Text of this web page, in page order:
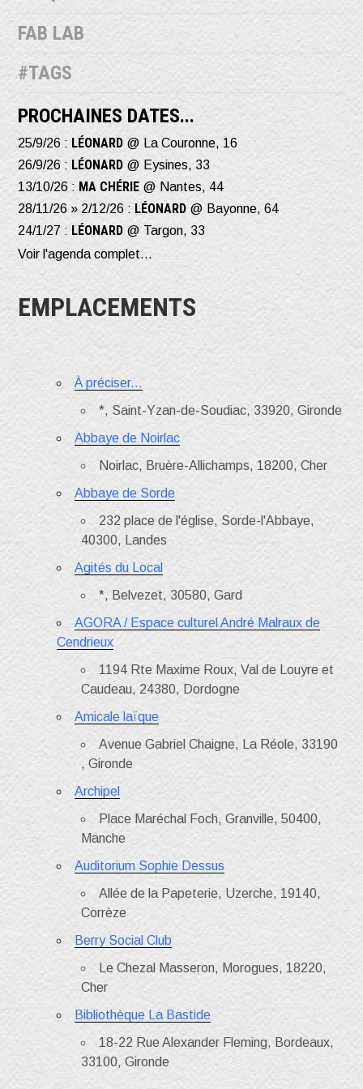
FAB LAB
#TAGS
PROCHAINES DATES...
25/9/26 : LÉONARD @ La Couronne, 16
26/9/26 : LÉONARD @ Eysines, 33
13/10/26 : MA CHÉRIE @ Nantes, 44
28/11/26 » 2/12/26 : LÉONARD @ Bayonne, 64
24/1/27 : LÉONARD @ Targon, 33
Voir l'agenda complet...
EMPLACEMENTS
À préciser...
*, Saint-Yzan-de-Soudiac, 33920, Gironde
Abbaye de Noirlac
Noirlac, Bruère-Allichamps, 18200, Cher
Abbaye de Sorde
232 place de l'église, Sorde-l'Abbaye,
40300, Landes
Agités du Local
*, Belvezet, 30580, Gard
AGORA / Espace culturel André Malraux de
Cendrieux
1194 Rte Maxime Roux, Val de Louyre et
Caudeau, 24380, Dordogne
Amicale laïque
Avenue Gabriel Chaigne, La Réole, 33190
, Gironde
Archipel
Place Maréchal Foch, Granville, 50400,
Manche
Auditorium Sophie Dessus
Allée de la Papeterie, Uzerche, 19140,
Corrèze
Berry Social Club
Le Chezal Masseron, Morogues, 18220,
Cher
Bibliothèque La Bastide
18-22 Rue Alexander Fleming, Bordeaux,
33100, Gironde